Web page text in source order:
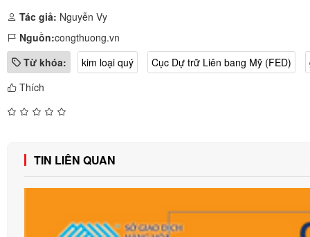
Tác giả: Nguyễn Vy
Nguồn:congthuong.vn
Từ khóa:
kim loại quý Cục Dự trữ Liên bang Mỹ (FED)
Thích
TIN LIÊN QUAN